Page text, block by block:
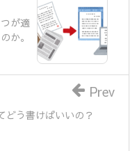
が適
か。
どう書けばいいの？
Prev